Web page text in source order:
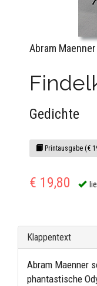
Abram Maenner
Gedichte
Printausgabe (€
€ 19,80
Klappentext
Abram Maenner
phantastische